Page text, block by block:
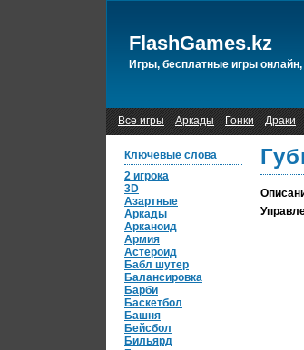
FlashGames.kz
Игры, бесплатные игры
Все игры Аркады Гонки Драки
Ключевые слова
2 игрока
3D
Азартные
Аркады
Арканоид
Армия
Астероид
Бабл шутер
Балансировка
Барби
Баскетбол
Башня
Бейсбол
Бильярд